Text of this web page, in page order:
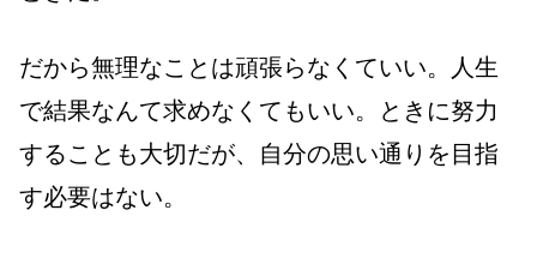
だから無理なことは頑張らなくていい。人生
で結果なんて求めなくてもいい。ときに努力
することも大切だが、自分の思い通りを目指
す必要はない。